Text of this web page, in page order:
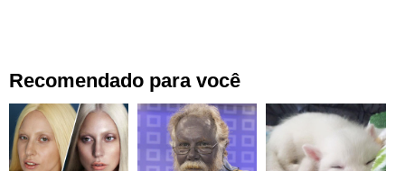
Recomendado para você